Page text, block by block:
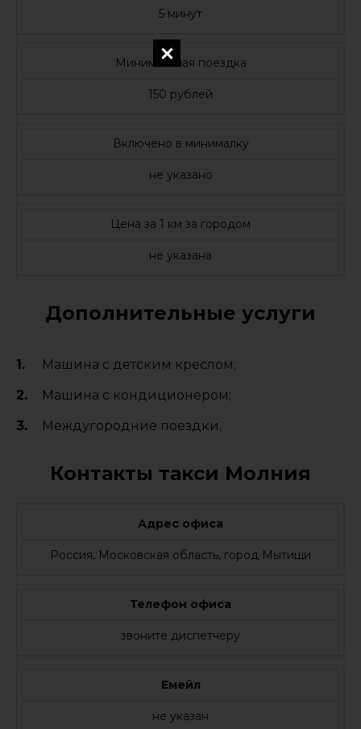
5 минут
Минимальная поездка
150 рублей
Включено в минималку
не указано
Цена за 1 км за городом
не указана
Дополнительные услуги
Машина с детским креслом;
Машина с кондиционером;
Междугородние поездки.
Контакты такси Молния
Адрес офиса
Россия, Московская область, город Мытищи
Телефон офиса
звоните диспетчеру
Емейл
не указан